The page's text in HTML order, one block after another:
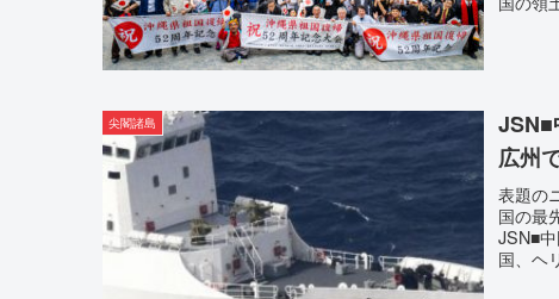
尖閣諸島
JSN■
広州
表題の
国の最
JSN■
国、ヘ